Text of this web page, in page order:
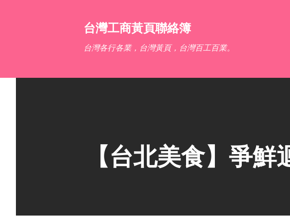
台灣工商黃頁聯絡簿
台灣各行各業，台灣黃頁，台灣百工百業。
【台北美食】爭